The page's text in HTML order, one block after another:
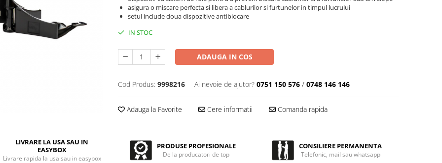
asigura o miscare perfecta si libera a cablurilor si furtunelor in timpul lucrului
setul include doua dispozitive antiblocare
IN STOC
ADAUGA IN COS
Cod Produs: 9998216 Ai nevoie de ajutor? 0751 150 576 / 0748 146 146
Adauga la Favorite Cere informatii Comanda rapida
LIVRARE LA USA SAU IN
EASYBOX
Livrare rapida la usa sau in easybox
PRODUSE PROFESIONALE
De la producatori de top
CONSILIERE PERMANENTA
Telefonic, mail sau whatsapp